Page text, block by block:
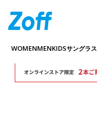
WOMENMENKIDSサングラス